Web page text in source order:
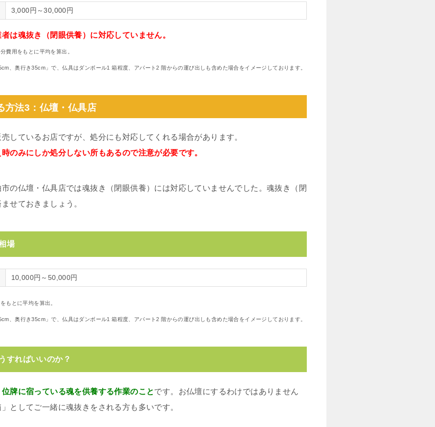
3,000円～30,000円
は魂抜き（閉眼供養）に対応していません。
費用をもとに平均を算出。
、奥行き35cm」で、仏具はダンボール1 箱程度、アパート2 階からの運び出しも含めた場合をイメージしております。
方法3：仏壇・仏具店
しているお店ですが、処分にも対応してくれる場合があります。
のみにしか処分しない所もあるので注意が必要です。
の仏壇・仏具店では魂抜き（閉眼供養）には対応していませんでした。魂抜き（閉
せておきましょう。
場
10,000円～50,000円
もとに平均を算出。
、奥行き35cm」で、仏具はダンボール1 箱程度、アパート2 階からの運び出しも含めた場合をイメージしております。
すればいいのか？
牌に宿っている魂を供養する作業のことです。お仏壇にするわけではありません
としてご一緒に魂抜きをされる方も多いです。